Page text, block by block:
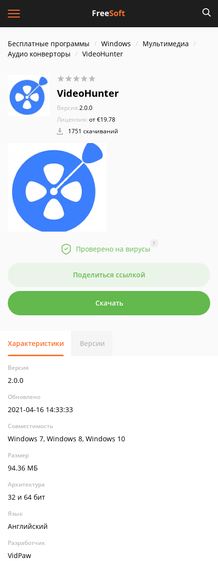
Бесплатные программы Windows
Мультимедиа
Аудио конверторы
VideoHunter
VideoHunter
Версия:2.0.0
Лицензия: от €19.78
1751 скачиваний
Проверено на вирусы
?
Поделиться ссылкой
Скачать
Характеристики Версии
Версия
2.0.0
Обновлено
2021-04-16 14:33:33
Совместимость
Windows 7, Windows 8, Windows 10
Размер
94.36 МБ
Архитектура
32 и 64 бит
Язык
Английский
Разработчик
VidPaw